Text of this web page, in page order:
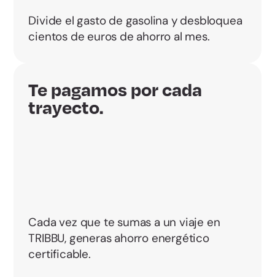
Divide el gasto de gasolina y desbloquea
cientos de euros de ahorro al mes.
Te pagamos por cada
trayecto.
Cada vez que te sumas a un viaje en
TRIBBU, generas ahorro energético
certificable.